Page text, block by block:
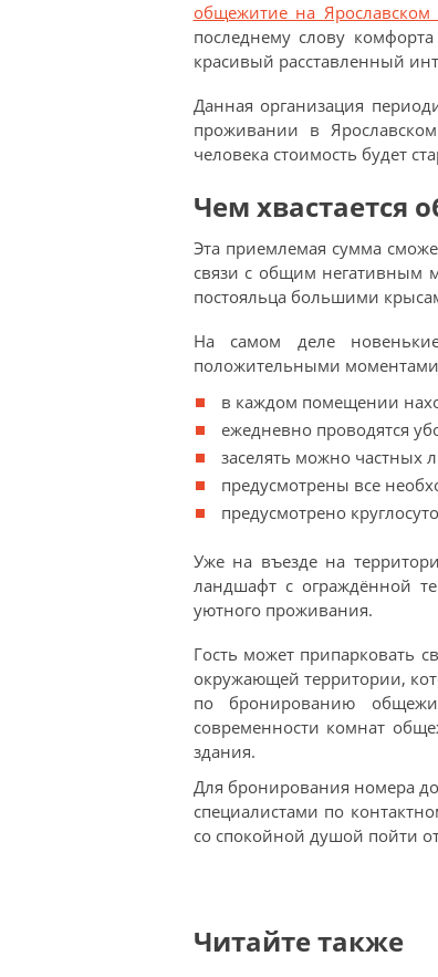
общежитие на Ярославском
последнему слову
красивый расставленный
Данная организация
проживании в
человека стоимость будет
Чем хвастается
Эта приемлемая сумма
связи с общим негативным
постояльца большими
На самом деле
положительными
в каждом помещении
ежедневно проводятся
заселять можно частных
предусмотрены все
предусмотрено
Уже на въезде на
ландшафт с ограждённой
уютного проживания.
Гость может припарковать
окружающей территории,
по бронированию
современности комнат
здания.
Для бронирования номера
специалистами по
со спокойной душой пойти
Читайте также